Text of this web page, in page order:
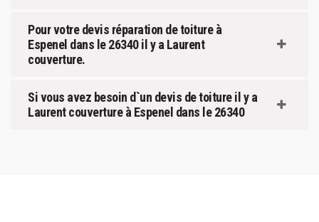
Pour votre devis réparation de toiture à
Espenel dans le 26340 il y a Laurent
couverture.
Si vous avez besoin d`un devis de toiture il y a
Laurent couverture à Espenel dans le 26340